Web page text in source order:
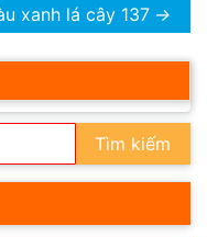
xanh lá cây 137 →
Tìm kiếm